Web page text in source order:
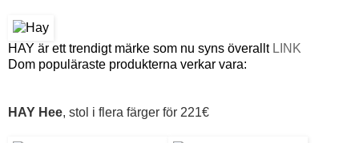
HAY är ett trendigt märke som nu syns överallt LINK
Dom populäraste produkterna verkar vara:
HAY Hee, stol i flera färger för 221€